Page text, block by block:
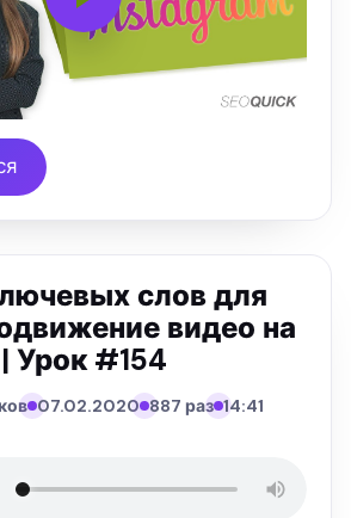
слов для
видео на
Урок #154
07.02.2020 887 раз 14:41